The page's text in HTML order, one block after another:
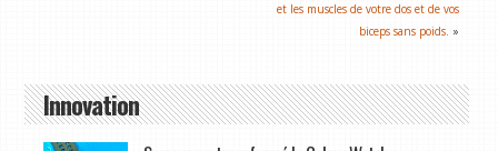
et les muscles de votre dos et de vos
biceps sans poids. »
Innovation